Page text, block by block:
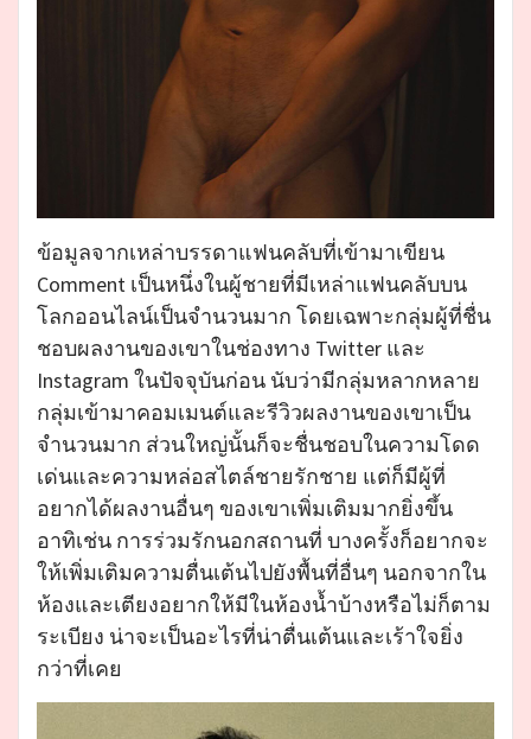
ข้อมูลจากเหล่าบรรดาแฟนคลับที่เข้ามาเขียน
Comment เป็นหนึ่งในผู้ชายที่มีเหล่าแฟนคลับบน
โลกออนไลน์เป็นจำนวนมาก โดยเฉพาะกลุ่มผู้ที่ชื่น
ชอบผลงานของเขาในช่องทาง Twitter และ
Instagram ในปัจจุบันก่อน นับว่ามีกลุ่มหลากหลาย
กลุ่มเข้ามาคอมเมนต์และรีวิวผลงานของเขาเป็น
จำนวนมาก ส่วนใหญ่นั้นก็จะชื่นชอบในความโดด
เด่นและความหล่อสไตล์ชายรักชาย แต่ก็มีผู้ที่
อยากได้ผลงานอื่นๆ ของเขาเพิ่มเติมมากยิ่งขึ้น
อาทิเช่น การร่วมรักนอกสถานที่ บางครั้งก็อยากจะ
ให้เพิ่มเติมความตื่นเต้นไปยังพื้นที่อื่นๆ นอกจากใน
ห้องและเตียงอยากให้มีในห้องน้ำบ้างหรือไม่ก็ตาม
ระเบียง น่าจะเป็นอะไรที่น่าตื่นเต้นและเร้าใจยิ่ง
กว่าที่เคย